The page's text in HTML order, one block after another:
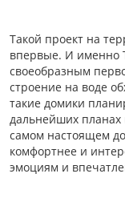
Такой проект на
впервые. И именно
своеобразным
строение на воде
такие домики
дальнейших
самом настоящем
комфортнее и
эмоциям и